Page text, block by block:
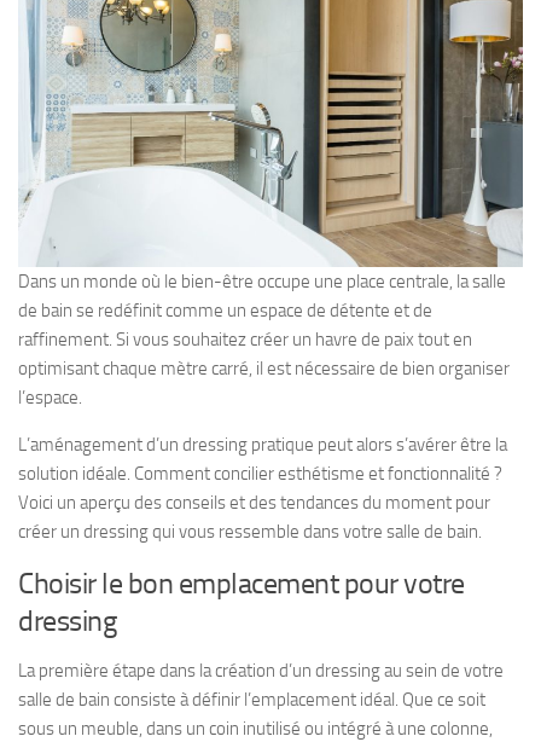
Dans un monde où le bien-être occupe une place centrale, la salle
de bain se redéfinit comme un espace de détente et de
raffinement. Si vous souhaitez créer un havre de paix tout en
optimisant chaque mètre carré, il est nécessaire de bien organiser
l’espace.
L’aménagement d’un dressing pratique peut alors s’avérer être la
solution idéale. Comment concilier esthétisme et fonctionnalité ?
Voici un aperçu des conseils et des tendances du moment pour
créer un dressing qui vous ressemble dans votre salle de bain.
Choisir le bon emplacement pour votre
dressing
La première étape dans la création d’un dressing au sein de votre
salle de bain consiste à définir l’emplacement idéal. Que ce soit
sous un meuble, dans un coin inutilisé ou intégré à une colonne,